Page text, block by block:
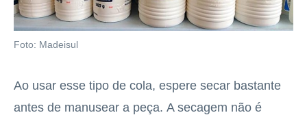
Foto: Madeisul
Ao usar esse tipo de cola, espere secar bastante
antes de manusear a peça. A secagem não é